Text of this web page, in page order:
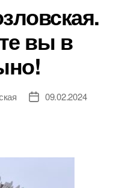
вы в
Дата09.02.2024